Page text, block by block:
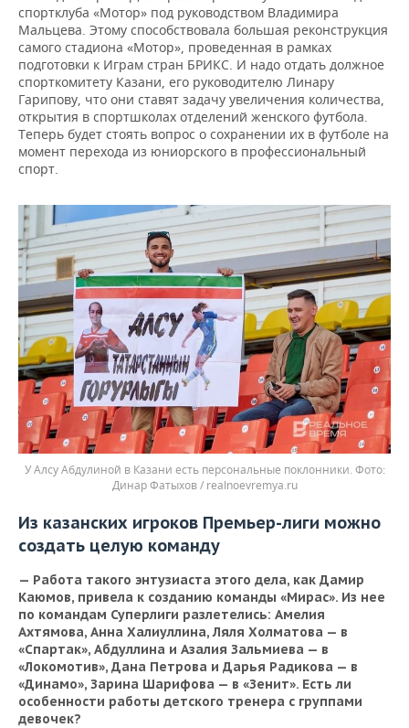
спортклуба «Мотор» под руководством Владимира
Мальцева. Этому способствовала большая реконструкция
самого стадиона «Мотор», проведенная в рамках
подготовки к Играм стран БРИКС. И надо отдать должное
спорткомитету Казани, его руководителю Линару
Гарипову, что они ставят задачу увеличения количества,
открытия в спортшколах отделений женского футбола.
Теперь будет стоять вопрос о сохранении их в футболе на
момент перехода из юниорского в профессиональный
спорт.
У Алсу Абдулиной в Казани есть персональные поклонники.
Динар Фатыхов / realnoevremya.ru
Из казанских игроков Премьер-лиги можно
создать целую команду
— Работа такого энтузиаста этого дела, как Дамир
Каюмов, привела к созданию команды «Мирас». Из нее
по командам Суперлиги разлетелись: Амелия
Ахтямова, Анна Халиуллина, Ляля Холматова — в
«Спартак», Абдуллина и Азалия Зальмиева — в
«Локомотив», Дана Петрова и Дарья Радикова — в
«Динамо», Зарина Шарифова — в «Зенит». Есть ли
особенности работы детского тренера с группами
девочек?